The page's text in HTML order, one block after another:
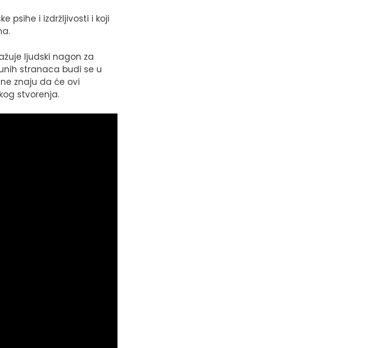
psihe i izdržljivosti i koji
ljudski nagon za
stranaca budi se u
znaju da će ovi
stvorenja.